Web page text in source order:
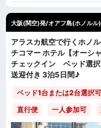
大阪(関空)発/オアフ島(ホノルル)
アラスカ航空で行くホノ
チコマー ホテル【オーシ
チェックイン ベッド選
送迎付き 3泊5日間♪
ベッド1台または2台選択可
直行便
一人参加可